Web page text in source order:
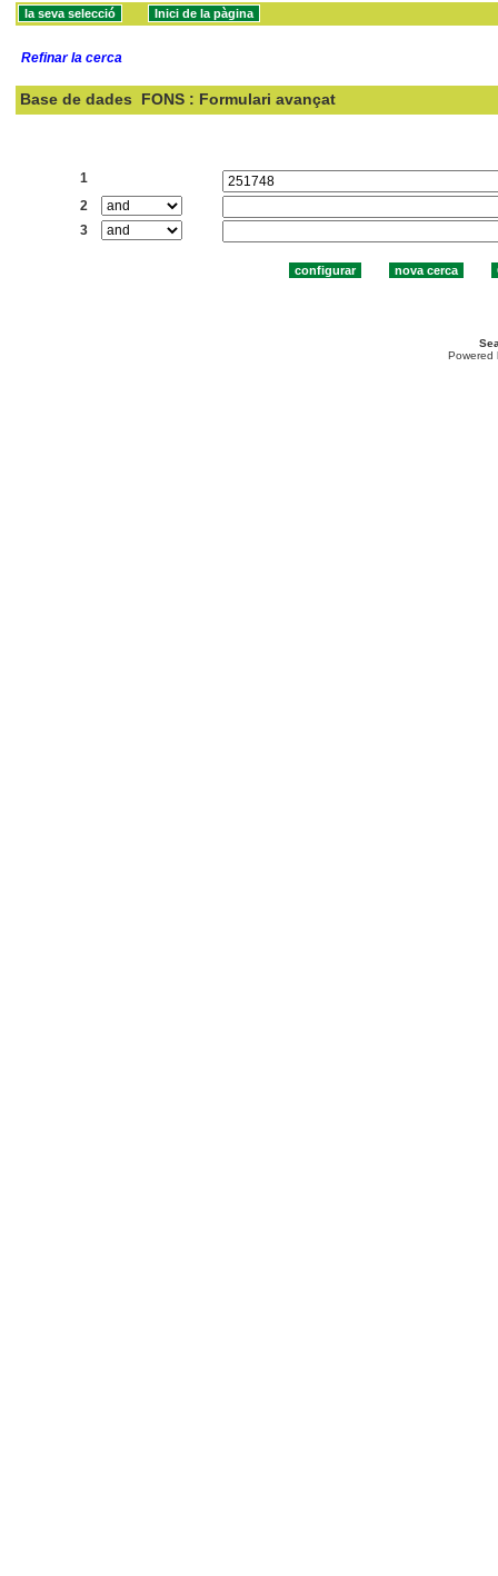
Refinar la cerca
Base de dades FONS : Formulari avançat
1
2
3